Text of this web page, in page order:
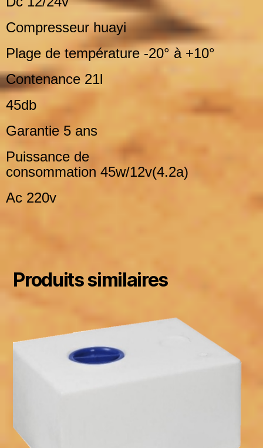
Compresseur huayi
Plage de température-20° à +10°
Contenance 21l
45db
Garantie 5 ans
Puissance de
consommation 45w/12v(4.2a)
Ac 220v
Produits similaires